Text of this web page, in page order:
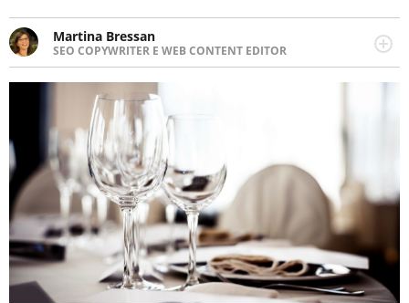
Martina Bressan
SEO COPYWRITER E WEB CONTENT EDITOR
Appassionata di viaggi, di trail running e di yoga, ama
scoprire nuovi posti e nuove culture. Curiosa,
determinata e intraprendente adora leggere ma
soprattutto scrivere.